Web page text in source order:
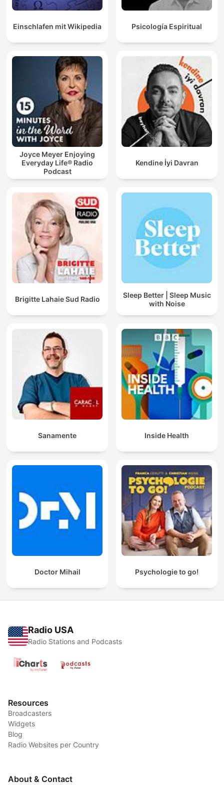
Einschlafen mit Wikipedia Psicología Espiritual
Joyce Meyer Enjoying
Everyday Life® Radio
Podcast
Kendine İyi Davran
Brigitte Lahaie Sud Radio
Sleep Better | Sleep Music
with Noise
Sanamente Inside Health
Doctor Mihail Psychologie to go!
Radio USA
Radio Stations and Podcasts
Resources
Broadcasters
Widgets
Blog
Radio Websites per Country
About & Contact